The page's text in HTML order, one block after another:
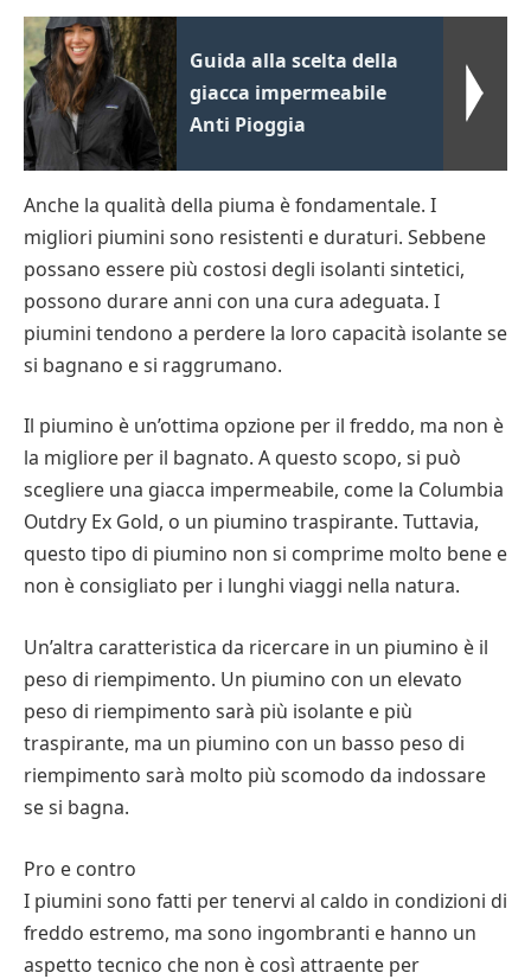
Guida alla scelta della
giacca impermeabile
Anti Pioggia
Anche la qualità della piuma è fondamentale. I
migliori piumini sono resistenti e duraturi. Sebbene
possano essere più costosi degli isolanti sintetici,
possono durare anni con una cura adeguata. I
piumini tendono a perdere la loro capacità isolante se
si bagnano e si raggrumano.
Il piumino è un’ottima opzione per il freddo, ma non è
la migliore per il bagnato. A questo scopo, si può
scegliere una giacca impermeabile, come la Columbia
Outdry Ex Gold, o un piumino traspirante. Tuttavia,
questo tipo di piumino non si comprime molto bene e
non è consigliato per i lunghi viaggi nella natura.
Un’altra caratteristica da ricercare in un piumino è il
peso di riempimento. Un piumino con un elevato
peso di riempimento sarà più isolante e più
traspirante, ma un piumino con un basso peso di
riempimento sarà molto più scomodo da indossare
se si bagna.
Pro e contro
I piumini sono fatti per tenervi al caldo in condizioni di
freddo estremo, ma sono ingombranti e hanno un
aspetto tecnico che non è così attraente per